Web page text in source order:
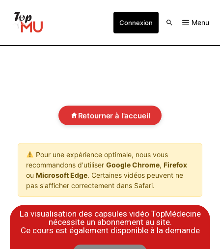
Connexion Menu
Retourner à l'accueil
Pour une expérience optimale, nous vous
recommandons d'utiliser Google Chrome, Firefox
ou Microsoft Edge. Certaines vidéos peuvent ne
pas s'afficher correctement dans Safari.
La visualisation des capsules vidéo TopMédecine
nécessite un abonnement au site.
​Ce cours est également disponible à la demande